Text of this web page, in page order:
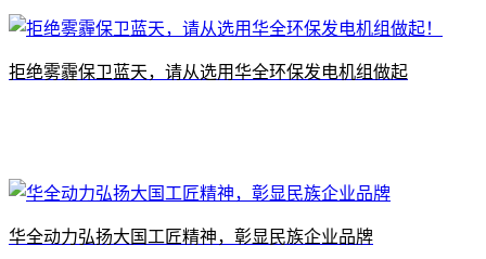
拒绝雾霾保卫蓝天，请从选用华全环保发电机组做起
华全动力弘扬大国工匠精神，彰显民族企业品牌